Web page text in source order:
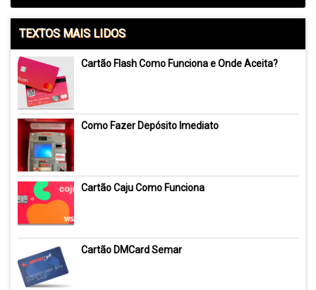
TEXTOS MAIS LIDOS
Cartão Flash Como Funciona e Onde Aceita?
Como Fazer Depósito Imediato
Cartão Caju Como Funciona
Cartão DMCard Semar